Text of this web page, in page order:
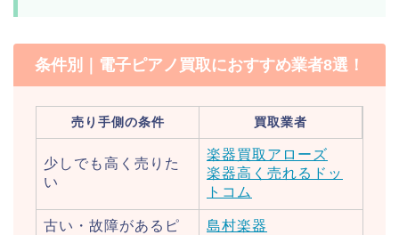
条件別｜電子ピアノ買取におすすめ業者8選！
売り手側の条件 買取業者
少しでも高く売りた
い
楽器買取アローズ
楽器高く売れるドッ
トコム
古い・故障があるピ
島村楽器